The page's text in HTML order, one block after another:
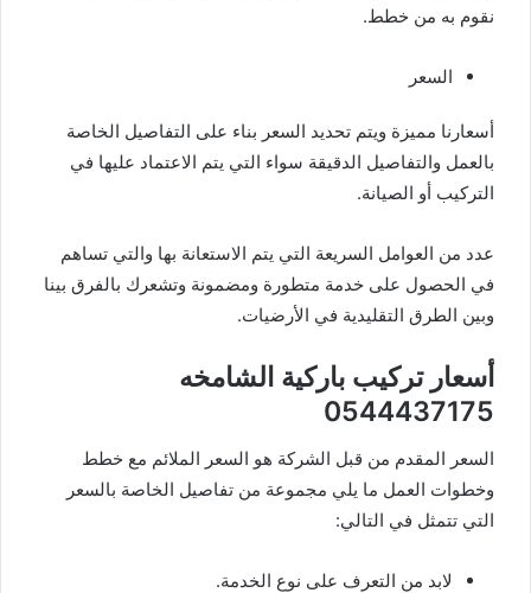
نقوم به من خطط.
السعر
أسعارنا مميزة ويتم تحديد السعر بناء على التفاصيل الخاصة
بالعمل والتفاصيل الدقيقة سواء التي يتم الاعتماد عليها في
التركيب أو الصيانة.
عدد من العوامل السريعة التي يتم الاستعانة بها والتي تساهم
في الحصول على خدمة متطورة ومضمونة وتشعرك بالفرق بينا
وبين الطرق التقليدية في الأرضيات.
أسعار تركيب باركية الشامخه
0544437175
السعر المقدم من قبل الشركة هو السعر الملائم مع خطط
وخطوات العمل ما يلي مجموعة من تفاصيل الخاصة بالسعر
التي تتمثل في التالي:
لابد من التعرف على نوع الخدمة.